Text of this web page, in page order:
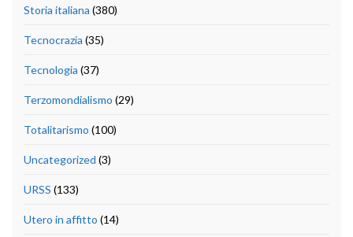
Storia italiana (380)
Tecnocrazia (35)
Tecnologia (37)
Terzomondialismo (29)
Totalitarismo (100)
Uncategorized (3)
URSS (133)
Utero in affitto (14)